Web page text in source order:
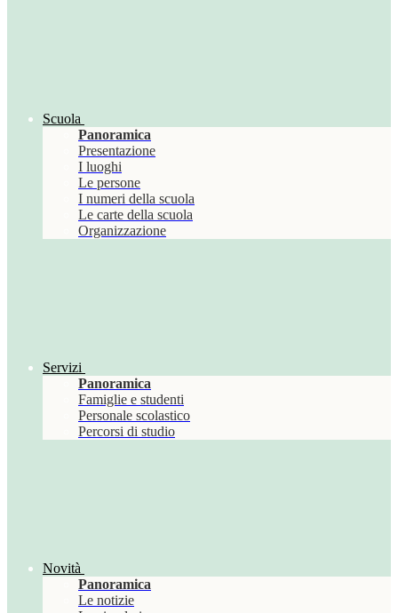
Scuola
Panoramica
Presentazione
I luoghi
Le persone
I numeri della scuola
Le carte della scuola
Organizzazione
Servizi
Panoramica
Famiglie e studenti
Personale scolastico
Percorsi di studio
Novità
Panoramica
Le notizie